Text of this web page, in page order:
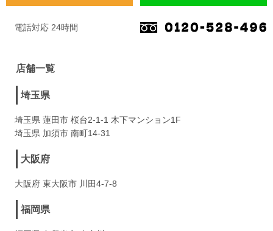
電話対応 24時間
店舗一覧
埼玉県
埼玉県 蓮田市 桜台2-1-1 木下マンション1F
埼玉県 加須市 南町14-31
大阪府
大阪府 東大阪市 川田4-7-8
福岡県